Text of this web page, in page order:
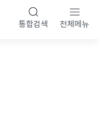
통합검색 전체메뉴